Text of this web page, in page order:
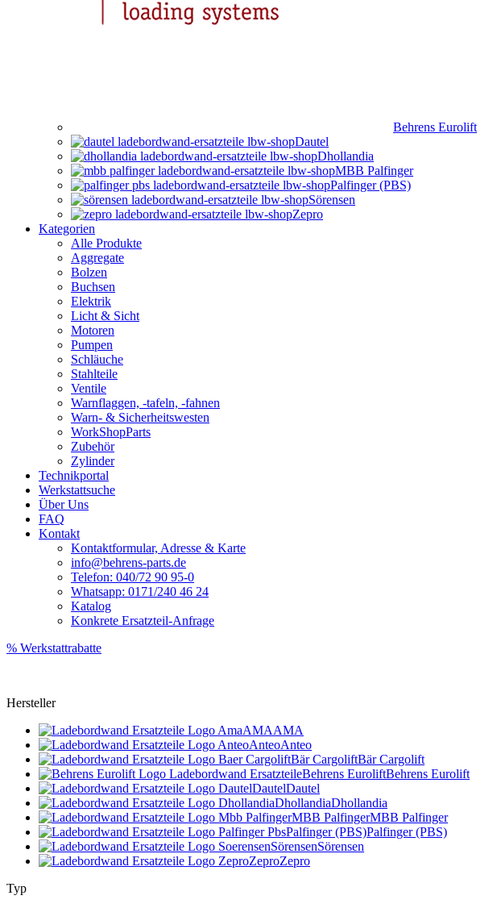
Behrens Eurolift
Dautel
Dhollandia
MBB Palfinger
Palfinger (PBS)
Sörensen
Zepro
Kategorien
Alle Produkte
Aggregate
Bolzen
Buchsen
Elektrik
Licht & Sicht
Motoren
Pumpen
Schläuche
Stahlteile
Ventile
Warnflaggen, -tafeln, -fahnen
Warn- & Sicherheitswesten
WorkShopParts
Zubehör
Zylinder
Technikportal
Werkstattsuche
Über Uns
FAQ
Kontakt
Kontaktformular, Adresse & Karte
info@behrens-parts.de
Telefon: 040/72 90 95-0
Whatsapp: 0171/240 46 24
Katalog
Konkrete Ersatzteil-Anfrage
% Werkstattrabatte
Hersteller
AMAAMA
AnteoAnteo
Bär CargoliftBär Cargolift
Behrens EuroliftBehrens Eurolift
DautelDautel
DhollandiaDhollandia
MBB PalfingerMBB Palfinger
Palfinger (PBS)Palfinger (PBS)
SörensenSörensen
ZeproZepro
Typ